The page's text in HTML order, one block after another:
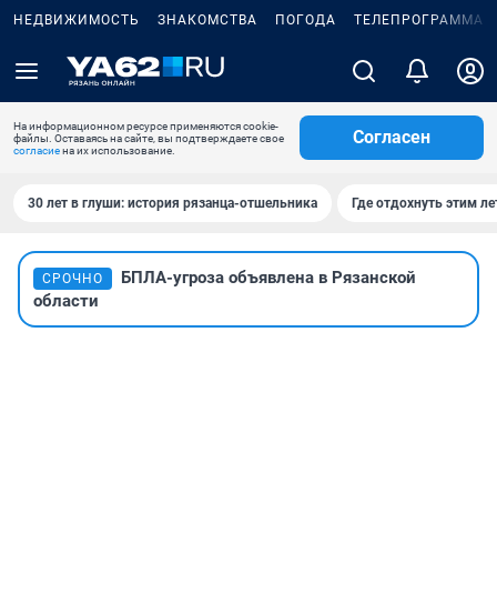
НЕДВИЖИМОСТЬ ЗНАКОМСТВА ПОГОДА ТЕЛЕПРОГРАММА
На информационном ресурсе применяются cookie-
файлы. Оставаясь на сайте, вы подтверждаете свое
согласиена их использование.
Согласен
30 лет в глуши: история рязанца-отшельника Где отдохнуть этим
СРОЧНО
БПЛА-угроза объявлена в Рязанской
области